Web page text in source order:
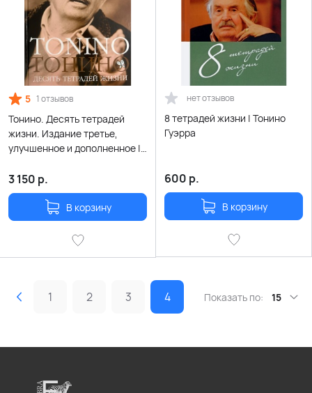
5 1 отзывов
Тонино. Десять тетрадей
жизни. Издание третье,
улучшенное и дополненное |
3 150 р.
В корзину
нет отзывов
8 тетрадей жизни | Тонино
Гуэрра
600 р.
В корзину
1 2 3 4 Показать по: 15